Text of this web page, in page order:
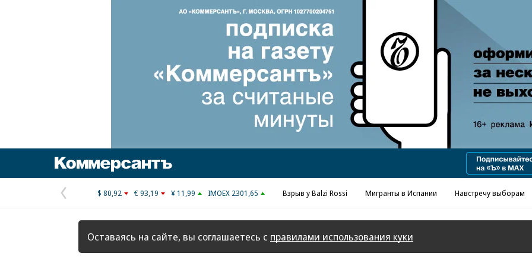
Реклама в «Ъ» www.kommersant.ru/ad
Предыдущая
страница
$ 80,92 € 93,19 ¥ 11,99 IMOEX 2301,65 Взрыв у Balzi Rossi Мигранты в Испании Навстречу выборам
Оставаясь на сайте, вы соглашаетесь с правилами использования куки